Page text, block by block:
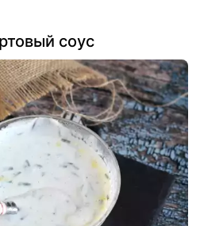
соус